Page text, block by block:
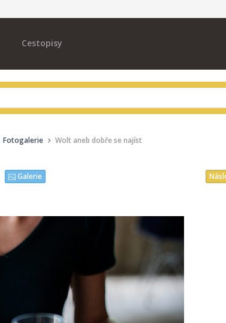
Cestopisy
Fotogalerie Wolt aneb dobře se najíst
Galerie